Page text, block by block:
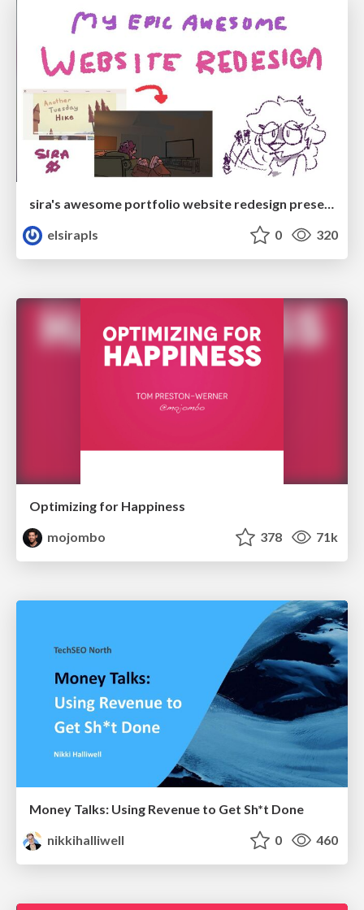
sira's awesome portfolio website redesign presentation
elsirapls
0 320
Optimizing for Happiness
mojombo
378 71k
Money Talks: Using Revenue to Get Sh*t Done
nikkihalliwell
0 460